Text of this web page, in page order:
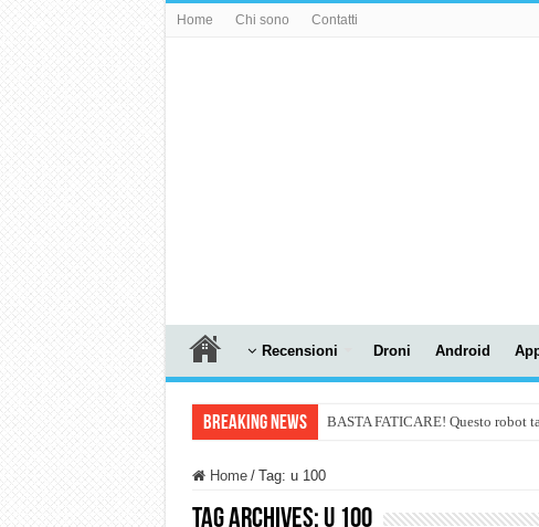
Home Chi sono Contatti
Recensioni Droni Android
Breaking News BASTA FATICARE! Questo robot
Home / Tag: u 100
Tag Archives: u 100